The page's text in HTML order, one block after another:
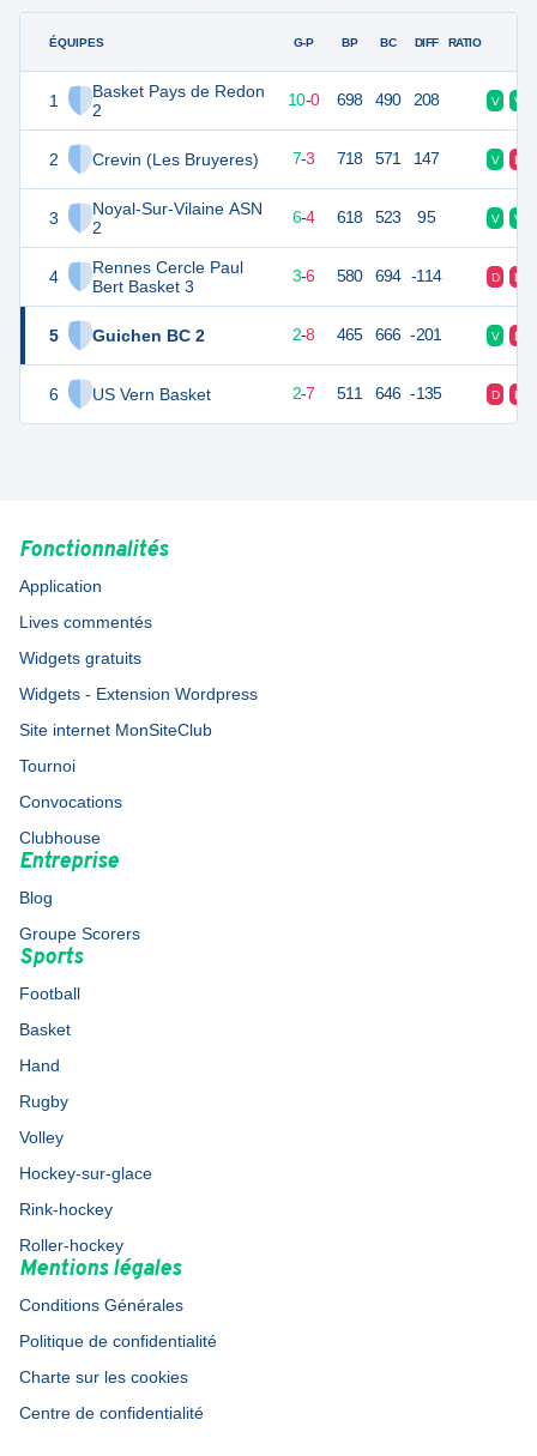
ÉQUIPES
1
Basket Pays de Redon
2
2 Crevin (Les Bruyeres)
3
Noyal-Sur-Vilaine ASN
2
4
Rennes Cercle Paul
Bert Basket 3
5 Guichen BC 2
6 US Vern Basket
G-P BP BC DIFF RATIO
20 10 10-0 698 490 208 V V
17 10 7-3 718 571 147 V D
16 10 6-4 618 523 95 V V
12 3-6 580 694 -114 D D
2-8 465 666 -201 V D
11 2-7 511 646 -135 D D
Fonctionnalités
Application
Lives commentés
Widgets gratuits
Widgets - Extension Wordpress
Site internet MonSiteClub
Tournoi
Convocations
Clubhouse
Entreprise
Blog
Groupe Scorers
Sports
Football
Basket
Hand
Rugby
Volley
Hockey-sur-glace
Rink-hockey
Roller-hockey
Mentions légales
Conditions Générales
Politique de confidentialité
Charte sur les cookies
Centre de confidentialité